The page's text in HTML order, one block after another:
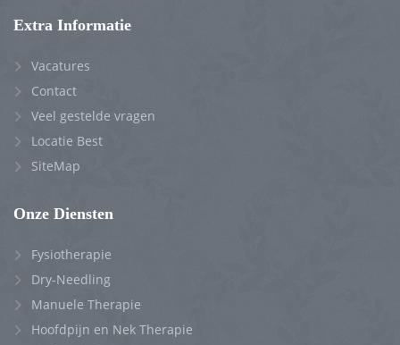
Extra Informatie
Vacatures
Contact
Veel gestelde vragen
Locatie Best
SiteMap
Onze Diensten
Fysiotherapie
Dry-Needling
Manuele Therapie
Hoofdpijn en Nek Therapie